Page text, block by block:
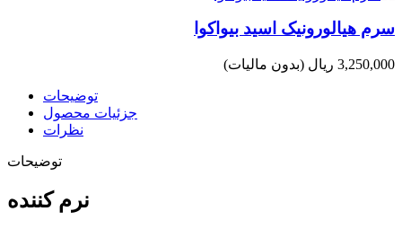
سرم هیالورونیک اسید بیواکوا
3,250,000 ریال (بدون مالیات)
توضیحات
جزئیات محصول
نظرات
توضیحات
نرم کننده